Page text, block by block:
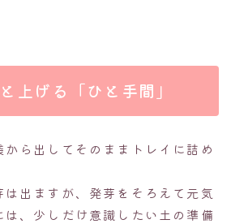
上げる「ひと手間」
から出してそのままトレイに詰め
は出ますが、発芽をそろえて元気
、少しだけ意識したい土の準備